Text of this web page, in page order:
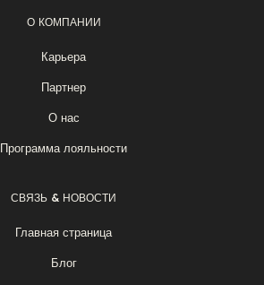
О КОМПАНИИ
Карьера
Партнер
О нас
Программа лояльности
СВЯЗЬ & НОВОСТИ
Главная страница
Блог